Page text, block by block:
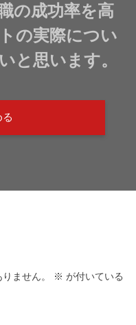
の成功率を高
の実際につい
と思います。
ません。 ※ が付いている